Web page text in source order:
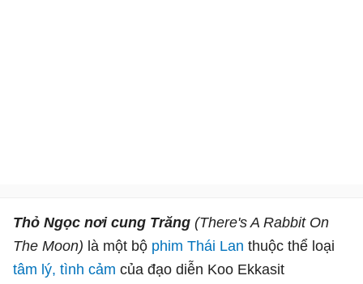
Thỏ Ngọc nơi cung Trăng (There's A Rabbit On
The Moon) là một bộ phim Thái Lan thuộc thể loại
tâm lý, tình cảm của đạo diễn Koo Ekkasit